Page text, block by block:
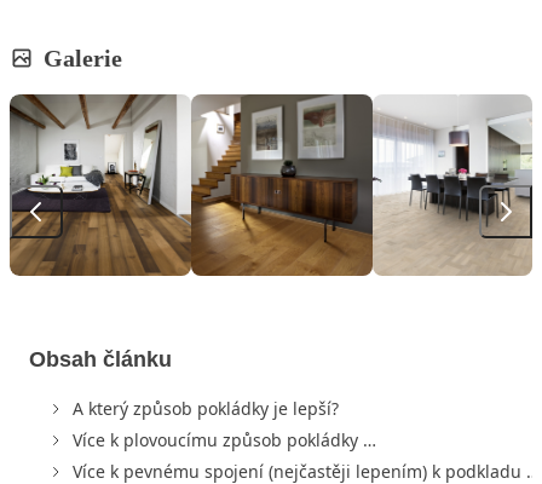
Galerie
Obsah článku
A který způsob pokládky je lepší?
Více k plovoucímu způsob pokládky …
Více k pevnému spojení (nejčastěji lepením) k podkladu …